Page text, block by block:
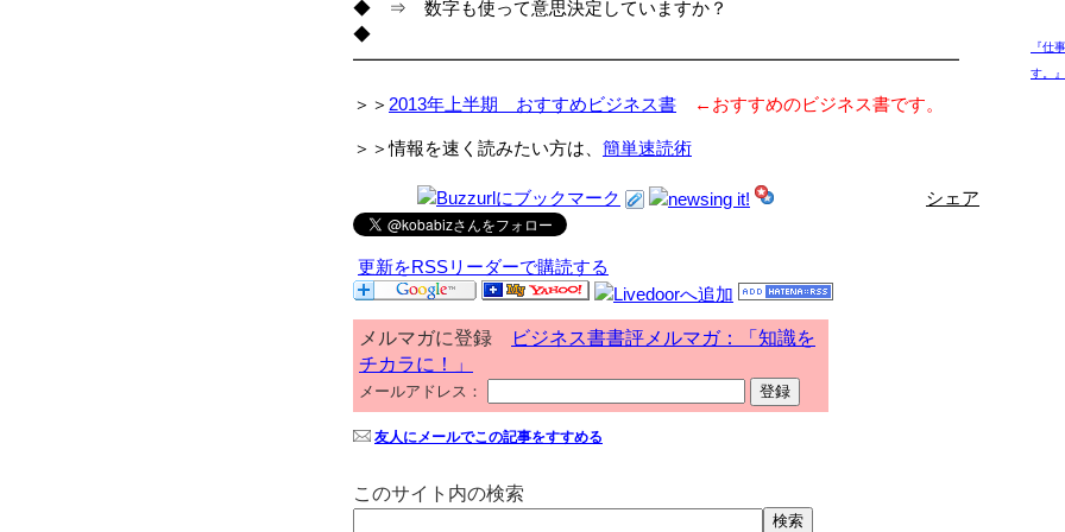
◆ ⇒ 数字も使って意思決定していますか？
◆
━━━━━━━━━━━━━━━━━━━━━━━━━━━━━━━━━━
＞＞ 2013年上半期 おすすめビジネス書 ←おすすめのビジネス書です。
＞＞情報を速く読みたい方は、 簡単速読術
シェア
更新をRSSリーダーで購読する
メルマガに登録
ビジネス書書評メルマガ：「知識を
チカラに！」
メールアドレス：
友人にメールでこの記事をすすめる
このサイト内の検索
『仕
す。